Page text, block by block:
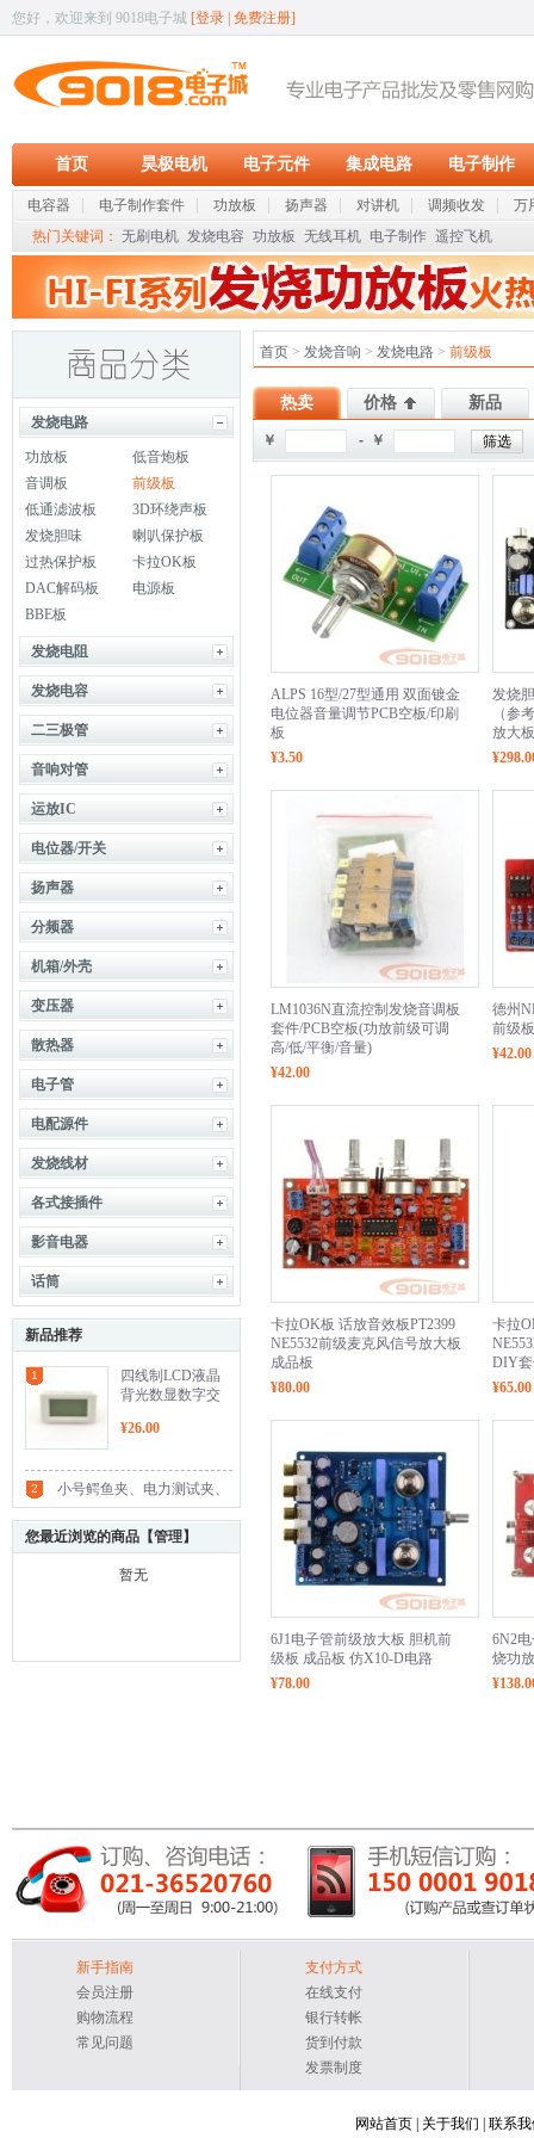
您好，欢迎来到 9018电子城 [登录 免费注册]
首页 昊极电机 电子元件 集成电路 电子制作
电容器 电子制作套件 功放板 扬声器 对讲机 调频收发
万
热门关键词： 无刷电机 发烧电容 功放板 无线耳机 电子制作 遥控飞机
发烧电路
功放板
低音炮板
音调板
前级板
低通滤波板
3D环绕声板
发烧胆味
喇叭保护板
过热保护板
卡拉OK板
DAC解码板
电源板
BBE板
发烧电阻
发烧电容
二三极管
音响对管
运放IC
电位器/开关
扬声器
分频器
机箱/外壳
变压器
散热器
电子管
电配源件
发烧线材
各式接插件
影音电器
话筒
新品推荐
1
四线制LCD液晶
背光数显数字交
10A)
¥26.00
2 小号鳄鱼夹、电力测试夹、
测试铜夹、充电夹、接线
您最近浏览的商品【管理】
暂无
首页 > 发烧音响 > 发烧电路 > 前级板
热卖 价格 新品
￥ - ￥
ALPS 16型/27型通用 双面镀金
电位器音量调节PCB空板/印刷
板
¥3.50
发烧
（参
放大板
LM1036N直流控制发烧音调板
套件/PCB空板(功放前级可调
高/低/平衡/音量)
¥42.00
德州
前级
¥42.00
卡拉OK板 话放音效板PT2399
NE5532前级麦克风信号放大板
成品板
¥80.00
卡拉
DIY
¥65.00
6J1电子管前级放大板 胆机前
级板 成品板 仿X10-D电路
¥78.00
6N2
烧功
新手指南
会员注册
购物流程
常见问题
支付方式
在线支付
银行转帐
货到付款
发票制度
网站首页 关于我们 联系